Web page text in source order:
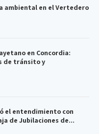
ambiental en el Vertedero
en Concordia:
de tránsito y
el entendimiento con
de Jubilaciones de...